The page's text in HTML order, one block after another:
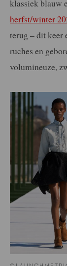
klassiek blauw
herfst/winter
terug – dit keer
ruches en
volumineuze,